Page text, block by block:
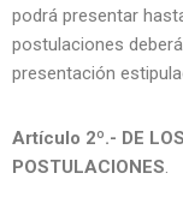
podrá presentar
postulaciones
presentación
Artículo 2º.- DE
POSTULACIONES.